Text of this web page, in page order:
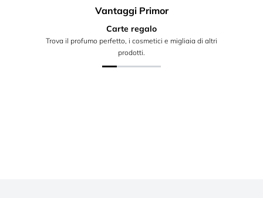
Vantaggi Primor
Carte regalo
Trova il profumo perfetto, i cosmetici e migliaia di altri
prodotti.